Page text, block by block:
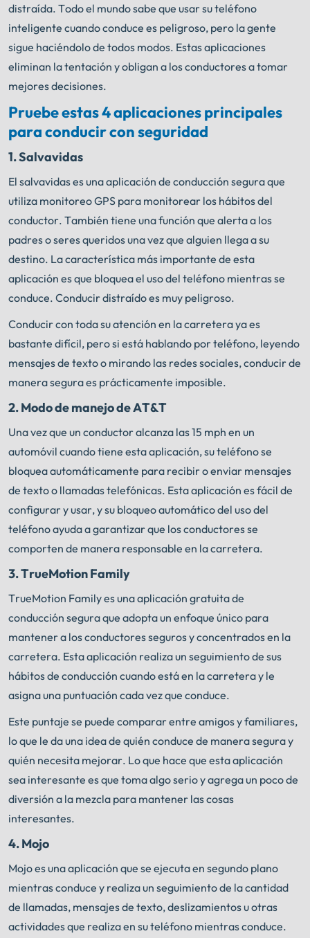
distraída. Todo el mundo sabe que usar su teléfono
inteligente cuando conduce es peligroso, pero la gente
sigue haciéndolo de todos modos. Estas aplicaciones
eliminan la tentación y obligan a los conductores a tomar
mejores decisiones.
Pruebe estas 4 aplicaciones principales
para conducir con seguridad
1.Salvavidas
El salvavidas es una aplicación de conducción segura que
utiliza monitoreo GPS para monitorear los hábitos del
conductor. También tiene una función que alerta a los
padres o seres queridos una vez que alguien llega a su
destino. La característica más importante de esta
aplicación es que bloquea el uso del teléfono mientras se
conduce. Conducir distraído es muy peligroso.
Conducir con toda su atención en la carretera ya es
bastante difícil, pero si está hablando por teléfono, leyendo
mensajes de texto o mirando las redes sociales, conducir de
manera segura es prácticamente imposible.
2.Modo de manejo de AT&T
Una vez que un conductor alcanza las 15 mph en un
automóvil cuando tiene esta aplicación, su teléfono se
bloquea automáticamente para recibir o enviar mensajes
de texto o llamadas telefónicas. Esta aplicación es fácil de
configurar y usar, y su bloqueo automático del uso del
teléfono ayuda a garantizar que los conductores se
comporten de manera responsable en la carretera.
3.TrueMotion Family
TrueMotion Family es una aplicación gratuita de
conducción segura que adopta un enfoque único para
mantener a los conductores seguros y concentrados en la
carretera. Esta aplicación realiza un seguimiento de sus
hábitos de conducción cuando está en la carretera y le
asigna una puntuación cada vez que conduce.
Este puntaje se puede comparar entre amigos y familiares,
lo que le da una idea de quién conduce de manera segura y
quién necesita mejorar. Lo que hace que esta aplicación
sea interesante es que toma algo serio y agrega un poco de
diversión a la mezcla para mantener las cosas
interesantes.
4. Mojo
Mojo es una aplicación que se ejecuta en segundo plano
mientras conduce y realiza un seguimiento de la cantidad
de llamadas, mensajes de texto, deslizamientos u otras
actividades que realiza en su teléfono mientras conduce.